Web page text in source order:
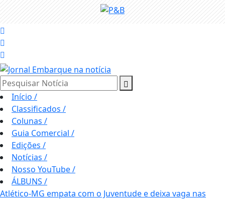
Pesquisar Notícia
Início /
Classificados /
Colunas /
Guia Comercial /
Edições /
Notícias /
Nosso YouTube/
ÁLBUNS /
Atlético-MG empata com o Juventude e deixa vaga nas